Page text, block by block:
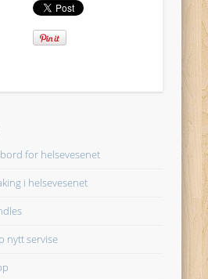
for helsevesenet
i helsevesenet
nytt servise